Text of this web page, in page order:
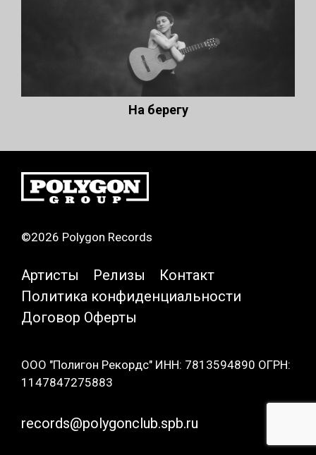
На берегу
©2026 Polygon Records
Артисты Релизы
Контакт
Политика конфиденциальности
Договор Оферты
ООО "Полигон Рекордс" ИНН: 7813594890 ОГРН:
1147847275883
records@polygonclub.spb.ru